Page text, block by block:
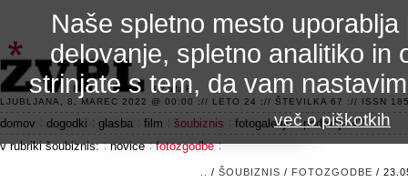
3.2 alfa R
LJUBLJANA, 8. MAREC 2022 @ 00:00 :// LETO 24 :// ŠTEVILKA 67 :// ISSN
domov dogodki glasba film šoubiznis fotogalerije
področje 42
v rubriki šoubiznis:
novice fotozgodbe
/ ŠOUBIZNIS / FOTOZGODBE /
Naše spletno mesto
delovanje, spletno analitiko in
strinjate s tem, da vam
več o piškotkih